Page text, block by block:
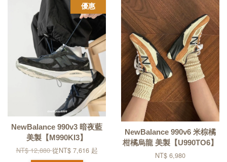
優惠
NewBalance 990v3 暗夜藍
美製【M990KI3】
NT$ 12,880從NT$ 7,616 起
NewBalance 990v6 米棕橘
柑橘烏龍 美製【U990TO6】
NT$ 6,980